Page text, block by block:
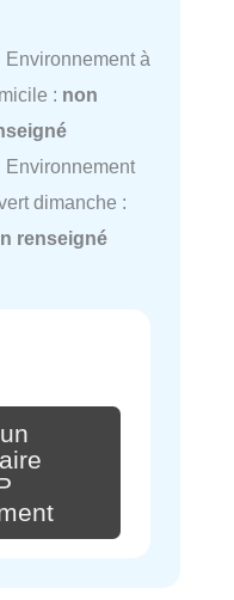
Environnement à
: non
Environnement
dimanche :
renseigné